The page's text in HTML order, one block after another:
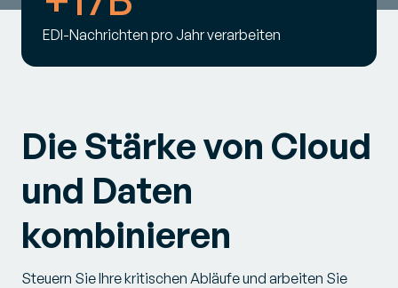
EDI-Nachrichten pro Jahr verarbeiten
Die Stärke von Cloud
und Daten
kombinieren
Steuern Sie Ihre kritischen Abläufe und arbeiten Sie